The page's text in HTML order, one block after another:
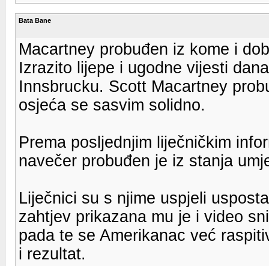
Bata Bane
Macartney probuđen iz kome i
Izrazito lijepe i ugodne vijesti
Innsbrucku. Scott Macartney
osjeća se sasvim solidno.
Prema posljednjim liječničkim
navečer probuđen je iz stanja
Liječnici su s njime uspjeli
zahtjev prikazana mu je i video
pada te se Amerikanac već
i rezultat.